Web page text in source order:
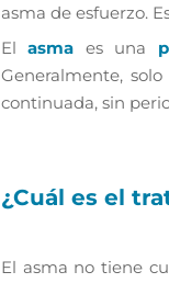
asma de esfuerzo.
Elasma es una
Generalmente,
continuada, sin
¿Cuál es el
El asma no tiene